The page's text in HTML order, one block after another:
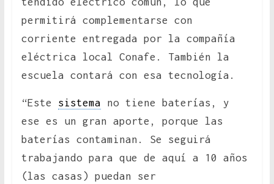
permitirá complementarse con
corriente entregada por la compañía
eléctrica local Conafe. También la
escuela contará con esa tecnología.
“Este sistema no tiene baterías, y
ese es un gran aporte, porque las
baterías contaminan. Se seguirá
trabajando para que de aquí a 10 años
(las casas) puedan ser